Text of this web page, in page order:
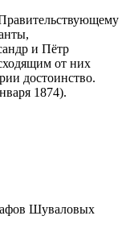
и Пётр
от них
достоинство.
1874).
Шуваловых